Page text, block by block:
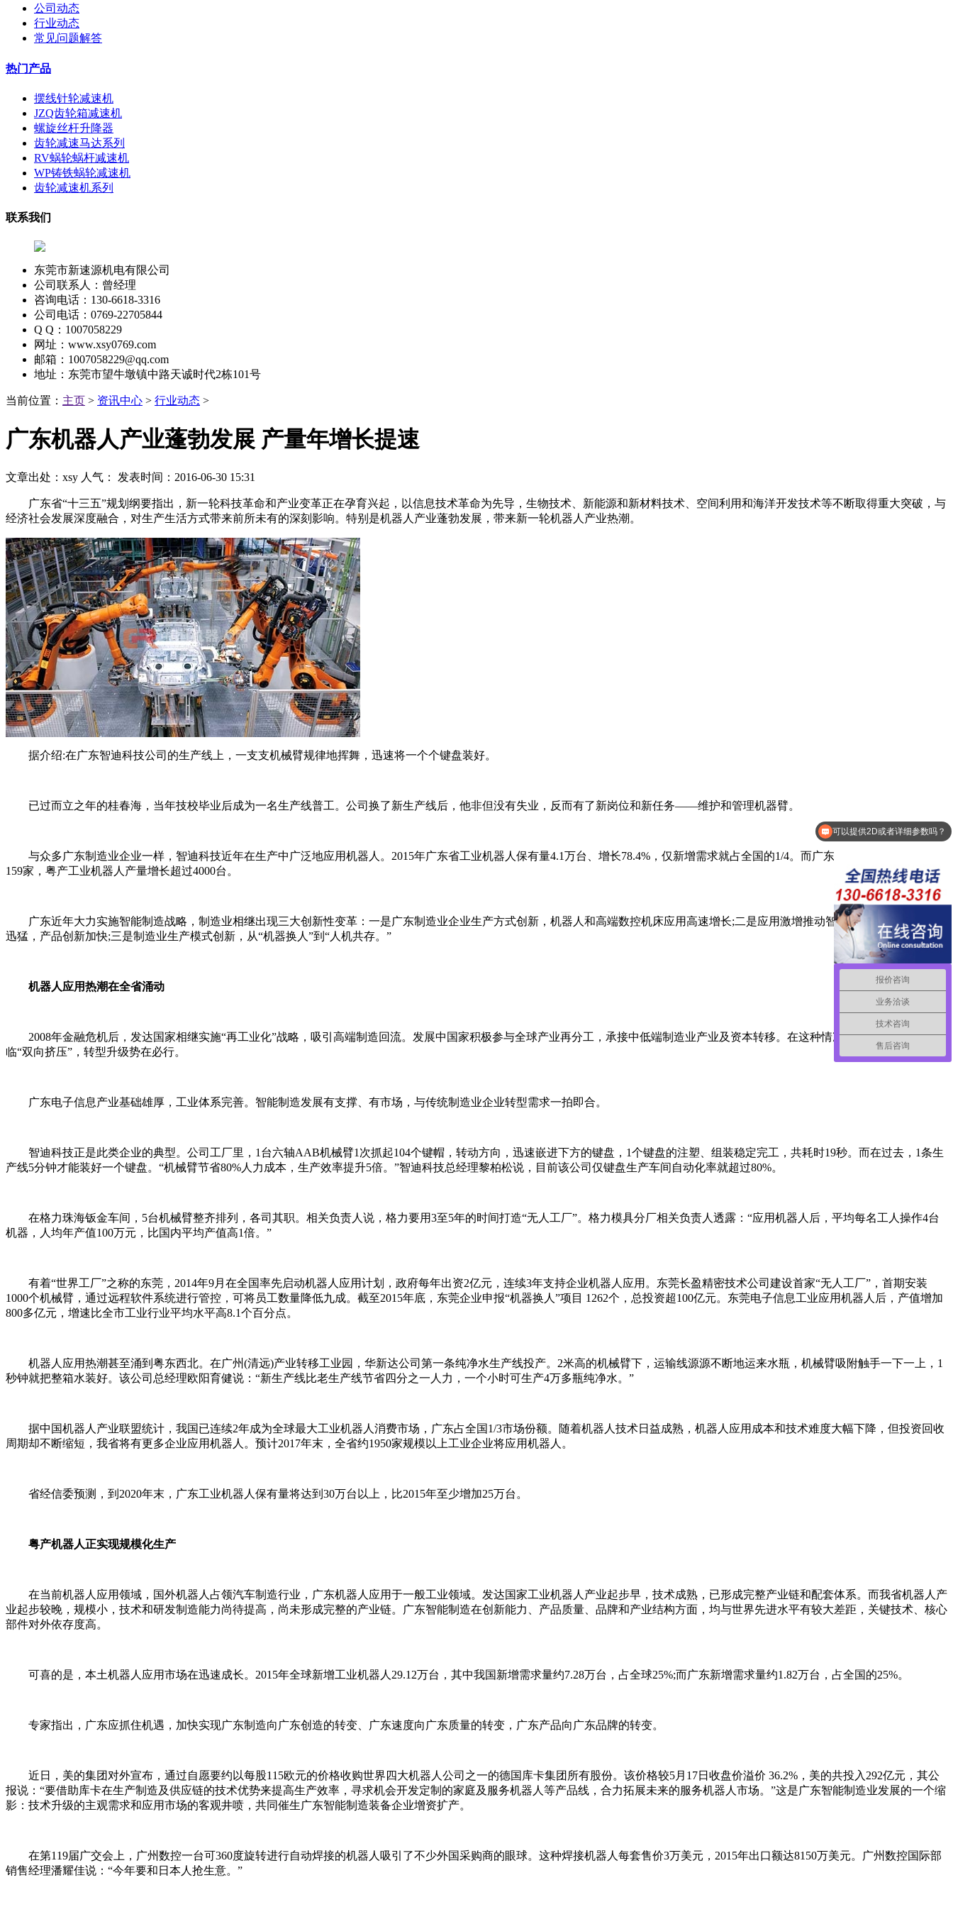
公司动态
行业动态
常见问题解答
热门产品
摆线针轮减速机
JZQ齿轮箱减速机
螺旋丝杆升降器
齿轮减速马达系列
RV蜗轮蜗杆减速机
WP铸铁蜗轮减速机
齿轮减速机系列
联系我们
东莞市新速源机电有限公司
公司联系人：曾经理
咨询电话：130-6618-3316
公司电话：0769-22705844
Q Q：1007058229
网址：www.xsy0769.com
邮箱：1007058229@qq.com
地址：东莞市望牛墩镇中路天诚时代2栋101号
当前位置： 主页 > 资讯中心 > 行业动态 >
广东机器人产业蓬勃发展 产量年增长提速
文章出处：xsy 人气： 发表时间：2016-06-30 15:31
广东省“十三五”规划纲要指出，新一轮科技革命和产业变革正在孕育兴起，以信息技术革命为先导，生物技术、新能源和新材料技术、空间利用和海洋开发技术等不断取得重大突破，与
经济社会发展深度融合，对生产生活方式带来前所未有的深刻影响。特别是机器人产业蓬勃发展，带来新一轮机器人产业热潮。
据介绍:在广东智迪科技公司的生产线上，一支支机械臂规律地挥舞，迅速将一个个键盘装好。
已过而立之年的桂春海，当年技校毕业后成为一名生产线普工。公司换了新生产线后，他非但没有失业，反而有了新岗位和新任务——维护和管理机器臂。
与众多广东制造业企业一样，智迪科技近年在生产中广泛地应用机器人。2015年广东省工业机器人保有量4.1万台、增长78.4%，仅新增需求就占全国的1/4。而广东机器人制造企业已达
159家，粤产工业机器人产量增长超过4000台。
广东近年大力实施智能制造战略，制造业相继出现三大创新性变革：一是广东制造业企业生产方式创新，机器人和高端数控机床应用高速增长;二是应用激增推动智能制造企业增资扩产
迅猛，产品创新加快;三是制造业生产模式创新，从“机器换人”到“人机共存。”
机器人应用热潮在全省涌动
2008年金融危机后，发达国家相继实施“再工业化”战略，吸引高端制造回流。发展中国家积极参与全球产业再分工，承接中低端制造业产业及资本转移。在这种情况下，广东制造面
临“双向挤压”，转型升级势在必行。
广东电子信息产业基础雄厚，工业体系完善。智能制造发展有支撑、有市场，与传统制造业企业转型需求一拍即合。
智迪科技正是此类企业的典型。公司工厂里，1台六轴AAB机械臂1次抓起104个键帽，转动方向，迅速嵌进下方的键盘，1个键盘的注塑、组装稳定完工，共耗时19秒。而在过去，1条生
产线5分钟才能装好一个键盘。“机械臂节省80%人力成本，生产效率提升5倍。”智迪科技总经理黎柏松说，目前该公司仅键盘生产车间自动化率就超过80%。
在格力珠海钣金车间，5台机械臂整齐排列，各司其职。相关负责人说，格力要用3至5年的时间打造“无人工厂”。格力模具分厂相关负责人透露：“应用机器人后，平均每名工人操作4台
机器，人均年产值100万元，比国内平均产值高1倍。”
有着“世界工厂”之称的东莞，2014年9月在全国率先启动机器人应用计划，政府每年出资2亿元，连续3年支持企业机器人应用。东莞长盈精密技术公司建设首家“无人工厂”，首期安装
1000个机械臂，通过远程软件系统进行管控，可将员工数量降低九成。截至2015年底，东莞企业申报“机器换人”项目 1262个，总投资超100亿元。东莞电子信息工业应用机器人后，产值增加
800多亿元，增速比全市工业行业平均水平高8.1个百分点。
机器人应用热潮甚至涌到粤东西北。在广州(清远)产业转移工业园，华新达公司第一条纯净水生产线投产。2米高的机械臂下，运输线源源不断地运来水瓶，机械臂吸附触手一下一上，1
秒钟就把整箱水装好。该公司总经理欧阳育健说：“新生产线比老生产线节省四分之一人力，一个小时可生产4万多瓶纯净水。”
据中国机器人产业联盟统计，我国已连续2年成为全球最大工业机器人消费市场，广东占全国1/3市场份额。随着机器人技术日益成熟，机器人应用成本和技术难度大幅下降，但投资回收
周期却不断缩短，我省将有更多企业应用机器人。预计2017年末，全省约1950家规模以上工业企业将应用机器人。
省经信委预测，到2020年末，广东工业机器人保有量将达到30万台以上，比2015年至少增加25万台。
粤产机器人正实现规模化生产
在当前机器人应用领域，国外机器人占领汽车制造行业，广东机器人应用于一般工业领域。发达国家工业机器人产业起步早，技术成熟，已形成完整产业链和配套体系。而我省机器人产
业起步较晚，规模小，技术和研发制造能力尚待提高，尚未形成完整的产业链。广东智能制造在创新能力、产品质量、品牌和产业结构方面，均与世界先进水平有较大差距，关键技术、核心
部件对外依存度高。
可喜的是，本土机器人应用市场在迅速成长。2015年全球新增工业机器人29.12万台，其中我国新增需求量约7.28万台，占全球25%;而广东新增需求量约1.82万台，占全国的25%。
专家指出，广东应抓住机遇，加快实现广东制造向广东创造的转变、广东速度向广东质量的转变，广东产品向广东品牌的转变。
近日，美的集团对外宣布，通过自愿要约以每股115欧元的价格收购世界四大机器人公司之一的德国库卡集团所有股份。该价格较5月17日收盘价溢价 36.2%，美的共投入292亿元，其公
报说：“要借助库卡在生产制造及供应链的技术优势来提高生产效率，寻求机会开发定制的家庭及服务机器人等产品线，合力拓展未来的服务机器人市场。”这是广东智能制造业发展的一个缩
影：技术升级的主观需求和应用市场的客观井喷，共同催生广东智能制造装备企业增资扩产。
在第119届广交会上，广州数控一台可360度旋转进行自动焊接的机器人吸引了不少外国采购商的眼球。这种焊接机器人每套售价3万美元，2015年出口额达8150万美元。广州数控国际部
销售经理潘耀佳说：“今年要和日本人抢生意。”
报价咨询
业务洽谈
技术咨询
售后咨询
可以介绍下你们的产品么？